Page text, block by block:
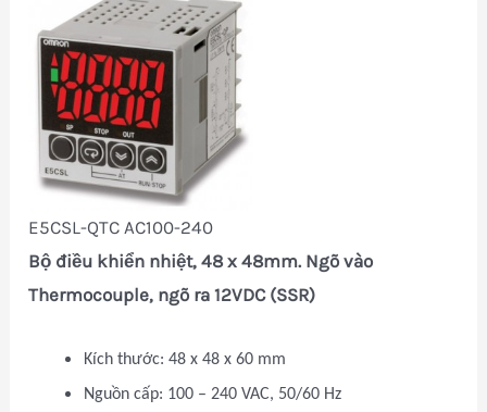
E5CSL-QTC AC100-240
Bộ điều khiển nhiệt, 48 x 48mm. Ngõ vào
Thermocouple, ngõ ra 12VDC (SSR)
Kích thước: 48 x 48 x 60 mm
Nguồn cấp: 100 – 240 VAC, 50/60 Hz